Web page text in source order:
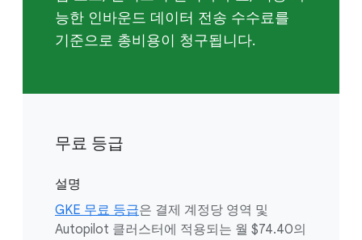
능한 인바운드 데이터 전송 수수료를
기준으로 총비용이 청구됩니다.
무료 등급
설명
GKE 무료 등급은 결제 계정당 영역 및
Autopilot 클러스터에 적용되는 월 $74.40의